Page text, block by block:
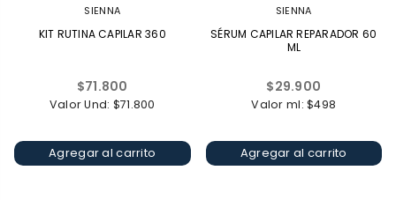
SIENNA
KIT RUTINA CAPILAR 360
Precio
habitual
$71.800
Valor Und: $71.800
Agregar al carrito
SIENNA
SÉRUM CAPILAR REPARADOR 60
ML
Precio
habitual
$29.900
Valor ml: $498
Agregar al carrito